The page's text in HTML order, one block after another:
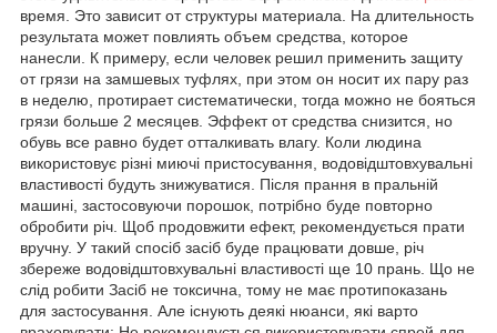
время. Это зависит от структуры материала. На длительность
результата может повлиять объем средства, которое
нанесли. К примеру, если человек решил применить защиту
от грязи на замшевых туфлях, при этом он носит их пару раз
в неделю, протирает систематически, тогда можно не бояться
грязи больше 2 месяцев. Эффект от средства снизится, но
обувь все равно будет отталкивать влагу. Коли людина
використовує різні миючі пристосування, водовідштовхувальні
властивості будуть знижуватися. Після прання в пральній
машині, застосовуючи порошок, потрібно буде повторно
обробити річ. Щоб продовжити ефект, рекомендується прати
вручну. У такий спосіб засіб буде працювати довше, річ
збереже водовідштовхувальні властивості ще 10 прань. Що не
слід робити Засіб не токсична, тому не має протипоказань
для застосування. Але існують деякі нюанси, які варто